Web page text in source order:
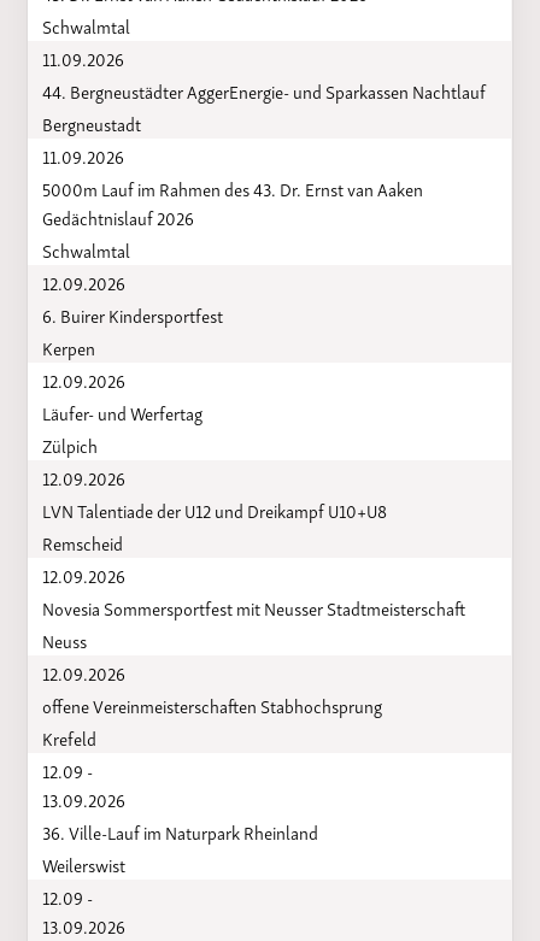
Schwalmtal
11.09.2026
44. Bergneustädter AggerEnergie- und Sparkassen Nachtlauf
Bergneustadt
11.09.2026
5000m Lauf im Rahmen des 43. Dr. Ernst van Aaken
Gedächtnislauf 2026
Schwalmtal
12.09.2026
6. Buirer Kindersportfest
Kerpen
12.09.2026
Läufer- und Werfertag
Zülpich
12.09.2026
LVN Talentiade der U12 und Dreikampf U10+U8
Remscheid
12.09.2026
Novesia Sommersportfest mit Neusser Stadtmeisterschaft
Neuss
12.09.2026
offene Vereinmeisterschaften Stabhochsprung
Krefeld
12.09 -
13.09.2026
36. Ville-Lauf im Naturpark Rheinland
Weilerswist
12.09 -
13.09.2026